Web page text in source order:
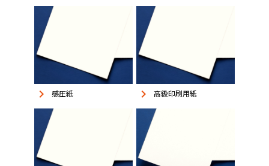
keyboard_arrow_right 感圧紙 keyboard_arrow_right 高級印刷用紙